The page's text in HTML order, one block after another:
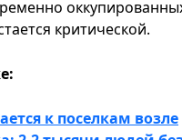
критической.
к поселкам возле